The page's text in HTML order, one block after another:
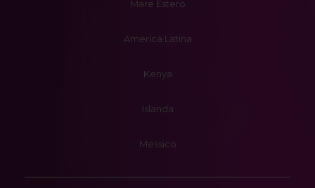
Mare Estero
America Latina
Kenya
Islanda
Messico